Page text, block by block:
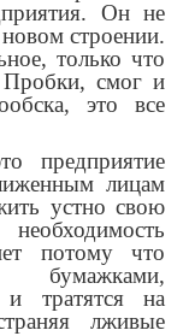
Он не
строении.
только что
Пробки, смог и
это все
предприятие
лицам
устно свою
потому что
бумажками,
и тратятся на
лживые